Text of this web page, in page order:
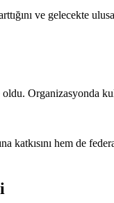
ve gelecekte
oldu. Organizasyonda
katkısını hem de